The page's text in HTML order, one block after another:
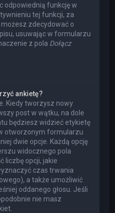
odpowiednią funkcję w
tej funkcji, za
zdecydować o
usuwając w formularzu
z pola Dołącz
ankietę?
Kiedy tworzysz nowy
post w wątku, na dole
będziesz widzieć etykietę
otworzonym formularzu
dwie opcje. Każdą opcję
widocznego pola
liczbę opcji, jakie
czas trwania
a także umożliwić
oddanego głosu. Jeśli
nie masz